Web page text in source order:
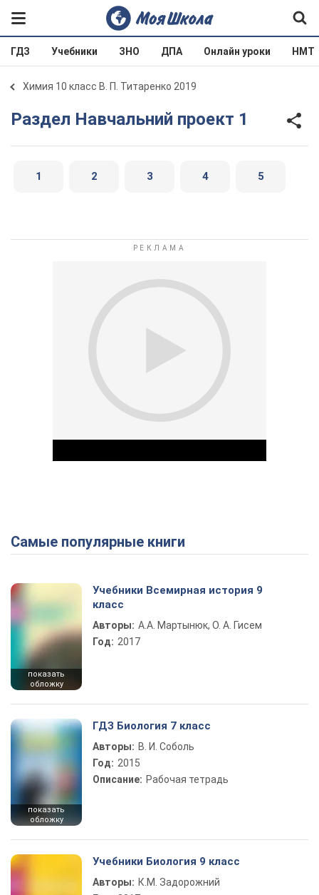
ГДЗ Учебники ЗНО ДПА Онлайн уроки НМТ
Химия 10 класс В. П. Титаренко 2019
Раздел Навчальний проект 1
1 2 3 4 5
Play Video
Самые популярные книги
показать
обложку
Учебники Всемирная история 9
класс
Авторы: А.А. Мартынюк, О. А. Гисем
Год: 2017
показать
обложку
ГДЗ Биология 7 класс
Авторы: В. И. Соболь
Год: 2015
Описание: Рабочая тетрадь
Учебники Биология 9 класс
Авторы: К.М. Задорожний